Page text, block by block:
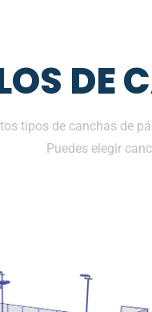
DE
tipos de canchas de
Puedes elegir